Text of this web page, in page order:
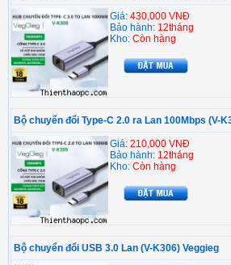
Giá: 430,000 VNĐ
Bảo hành: 12tháng
Kho: Còn hàng
Bộ chuyển đổi Type-C 2.0 ra Lan 100Mbps (V-
Giá: 210,000 VNĐ
Bảo hành: 12tháng
Kho: Còn hàng
Bộ chuyển đổi USB 3.0 Lan (V-K306) Veggieg